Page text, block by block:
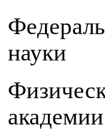
науки